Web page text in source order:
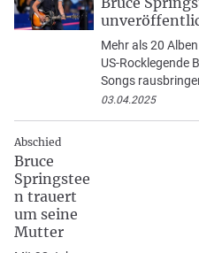
Mehr als 20
US-Rocklegende
Songs
03.04.2025
Abschied
Bruce
Springstee
n trauert
um seine
Mutter